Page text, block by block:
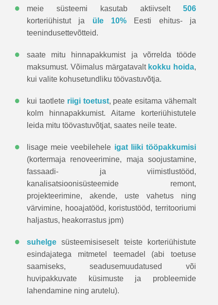
• meie süsteemi kasutab aktiivselt506
korteriühistut ja üle 10% Eesti ehitus- ja
teenindusettevõtteid.
•
saate mitu hinnapakkumist ja võrrelda tööde
maksumust. Võimalus märgatavalt kokku hoida,
kui valite kohusetundliku töövastuvõtja.
• kui taotlete riigi toetust, peate esitama vähemalt
kolm hinnapakkumist. Aitame korteriühistutele
leida mitu töövastuvõtjat, saates neile teate.
• lisage meie veebilehele igat liiki tööpakkumisi
(kortermaja renoveerimine, maja soojustamine,
fassaadi- ja viimistlustööd,
kanalisatsioonisüsteemide remont,
projekteerimine, akende, uste vahetus ning
värvimine, hooajatööd, koristustööd, territooriumi
haljastus, heakorrastus jpm)
• suhelgesüsteemisiseselt teiste korteriühistute
esindajatega mitmetel teemadel (abi toetuse
saamiseks, seadusemuudatused või
huvipakkuvate küsimuste ja probleemide
lahendamine ning arutelu).